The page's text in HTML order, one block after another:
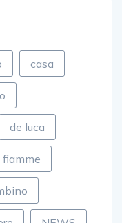
casa
de luca
fiamme